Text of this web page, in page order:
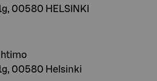
00580 HELSINKI
00580 Helsinki